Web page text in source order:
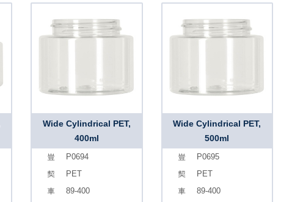
Wide Cylindrical PET,
400ml
P0694
PET
89-400
Wide Cylindrical PET,
500ml
P0695
PET
89-400